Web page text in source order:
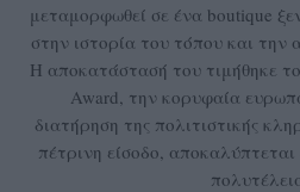
μεταμορφωθεί σε ένα boutique
στην ιστορία του τόπου και την
Η αποκατάστασή του τιμήθηκε
Award, την κορυφαία
διατήρηση της πολιτιστικής
πέτρινη είσοδο, αποκαλύπτεται